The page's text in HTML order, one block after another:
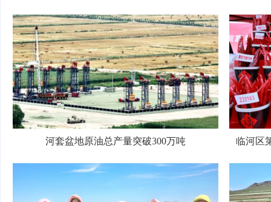
河套盆地原油总产量突破300万吨 临河区